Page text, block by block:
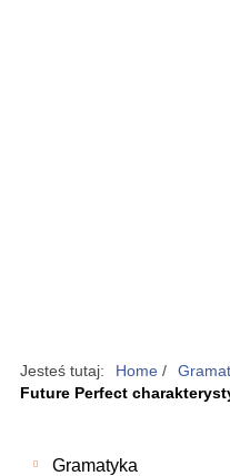
Jesteś tutaj: Home /
Future Perfect
Gramatyka